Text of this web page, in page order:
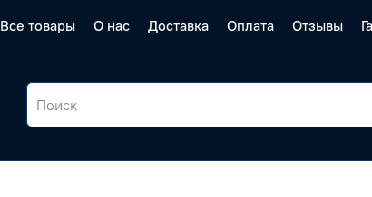
Все товары О нас Доставка Оплата Отзывы